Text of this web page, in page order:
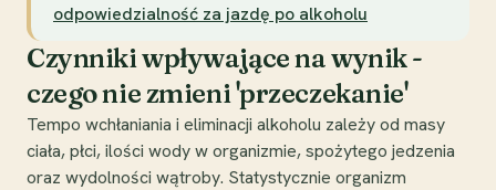
odpowiedzialność za jazdę po alkoholu
Czynniki wpływające na wynik -
czego nie zmieni 'przeczekanie'
Tempo wchłaniania i eliminacji alkoholu zależy od masy
ciała, płci, ilości wody w organizmie, spożytego jedzenia
oraz wydolności wątroby. Statystycznie organizm